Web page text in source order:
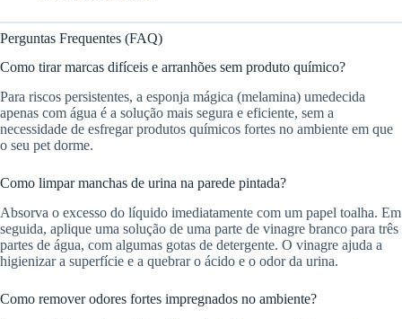
Perguntas Frequentes (FAQ)
Como tirar marcas difíceis e arranhões sem produto químico?
Para riscos persistentes, a esponja mágica (melamina) umedecida
apenas com água é a solução mais segura e eficiente, sem a
necessidade de esfregar produtos químicos fortes no ambiente em que
o seu pet dorme.
Como limpar manchas de urina na parede pintada?
Absorva o excesso do líquido imediatamente com um papel toalha. Em
seguida, aplique uma solução de uma parte de vinagre branco para três
partes de água, com algumas gotas de detergente. O vinagre ajuda a
higienizar a superfície e a quebrar o ácido e o odor da urina.
Como remover odores fortes impregnados no ambiente?